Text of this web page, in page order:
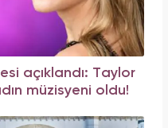
açıklandı: Taylor
müzisyeni oldu!